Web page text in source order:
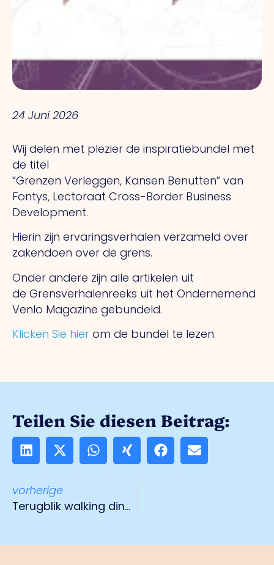
24 Juni 2026
Wij delen met plezier de inspiratiebundel met
de titel
“Grenzen Verleggen, Kansen Benutten” van
Fontys, Lectoraat Cross-Border Business
Development.
Hierin zijn ervaringsverhalen verzameld over
zakendoen over de grens.
Onder andere zijn alle artikelen uit
de Grensverhalenreeks uit het Ondernemend
Venlo Magazine gebundeld.
Klicken Sie hier om de bundel te lezen.
Teilen Sie diesen Beitrag:
vorherige
Terugblik walking diner Tradeport